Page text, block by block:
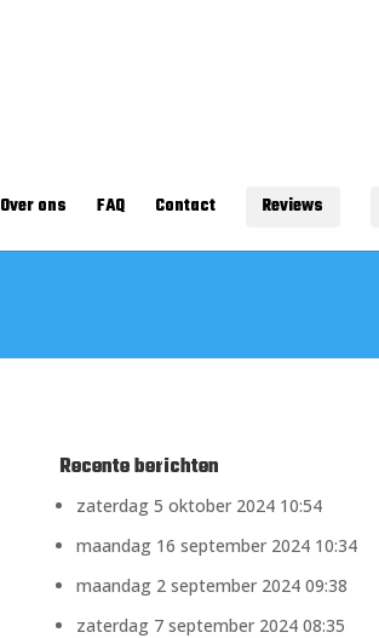
Over ons FAQ Contact Reviews
Recente berichten
zaterdag 5 oktober 2024 10:54
maandag 16 september 2024 10:34
maandag 2 september 2024 09:38
zaterdag 7 september 2024 08:35